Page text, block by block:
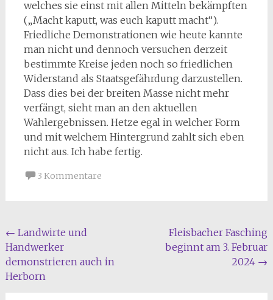
welches sie einst mit allen Mitteln bekämpften
(„Macht kaputt, was euch kaputt macht“).
Friedliche Demonstrationen wie heute kannte
man nicht und dennoch versuchen derzeit
bestimmte Kreise jeden noch so friedlichen
Widerstand als Staatsgefährdung darzustellen.
Dass dies bei der breiten Masse nicht mehr
verfängt, sieht man an den aktuellen
Wahlergebnissen. Hetze egal in welcher Form
und mit welchem Hintergrund zahlt sich eben
nicht aus. Ich habe fertig.
3 Kommentare
Beitragsnavigation
← Landwirte und
Handwerker
demonstrieren auch in
Herborn
Fleisbacher Fasching
beginnt am 3. Februar
2024 →